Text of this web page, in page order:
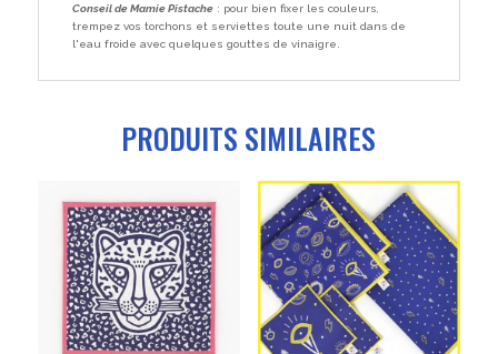
Conseil de Mamie Pistache: pour bien fixer les couleurs,
trempez vos torchons et serviettes toute une nuit dans de
l'eau froide avec quelques gouttes de vinaigre.
PRODUITS SIMILAIRES